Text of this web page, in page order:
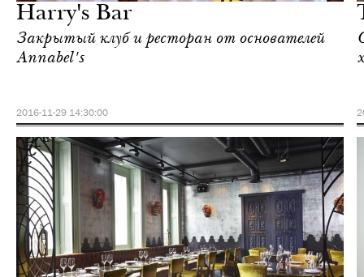
Harry's Bar
Закрытый клуб и ресторан от основателей
Annabel's
2016-11-29 14:30:00